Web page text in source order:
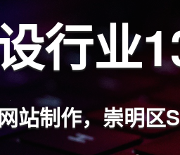
端合
手机端、平板